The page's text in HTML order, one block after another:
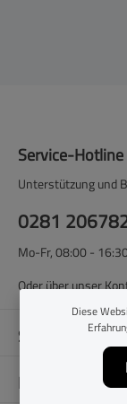
Service-Hotline
Unterstützung und
0281
Mo-Fr, 08:00 -
Oder über unser
Shop-Service
Filialen
Diese